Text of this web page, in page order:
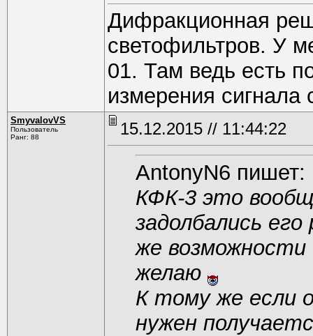
Дифракционная
светофильтров. У
01. Там ведь есть
измерения сигнала
SmyvalovVS
Пользователь
Ранг: 88
15.12.2015 // 11:44:22
AntonyN6 пишет:
КФК-3 это
задолбались
же возможности
желаю
К тому же если
нужен